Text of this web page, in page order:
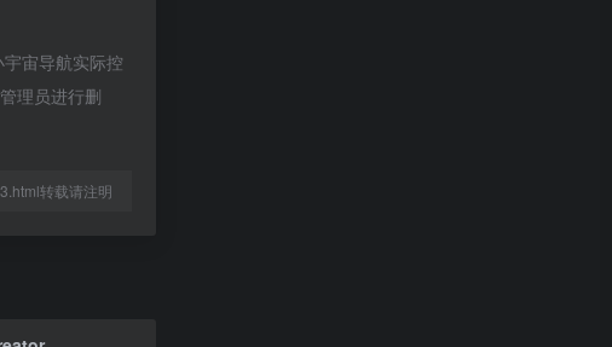
宙导航实际控
理员进行删
转载请注明